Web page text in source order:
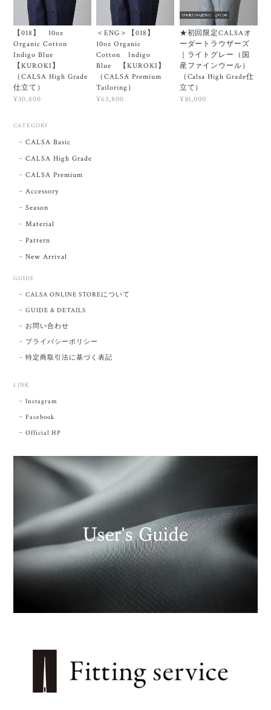
【018】 10oz
Organic Cotton
Indigo Blue
【KUROKI】
（CALSA High Grade
仕立て）
¥30,800
＜ENG＞【018】
10oz Organic
Cotton Indigo
Blue 【KUROKI】
（CALSA Premium
Tailoring）
¥63,800
★初回限定CALSAオ
ーダートラウザーズ
｜ライトグレー（国
産ファインウール）
（Calsa High Grade仕
立て）
¥10,000
CATEGORY
CALSA Basic
CALSA High Grade
CALSA Premium
Accessory
Season
Material
Pattern
New Arrival
GUIDE
CALSA ONLINE STOREについて
GUIDE & DETAILS
お問い合わせ
プライバシーポリシー
特定商取引法に基づく表記
LINK
Instagram
Facebook
Official HP